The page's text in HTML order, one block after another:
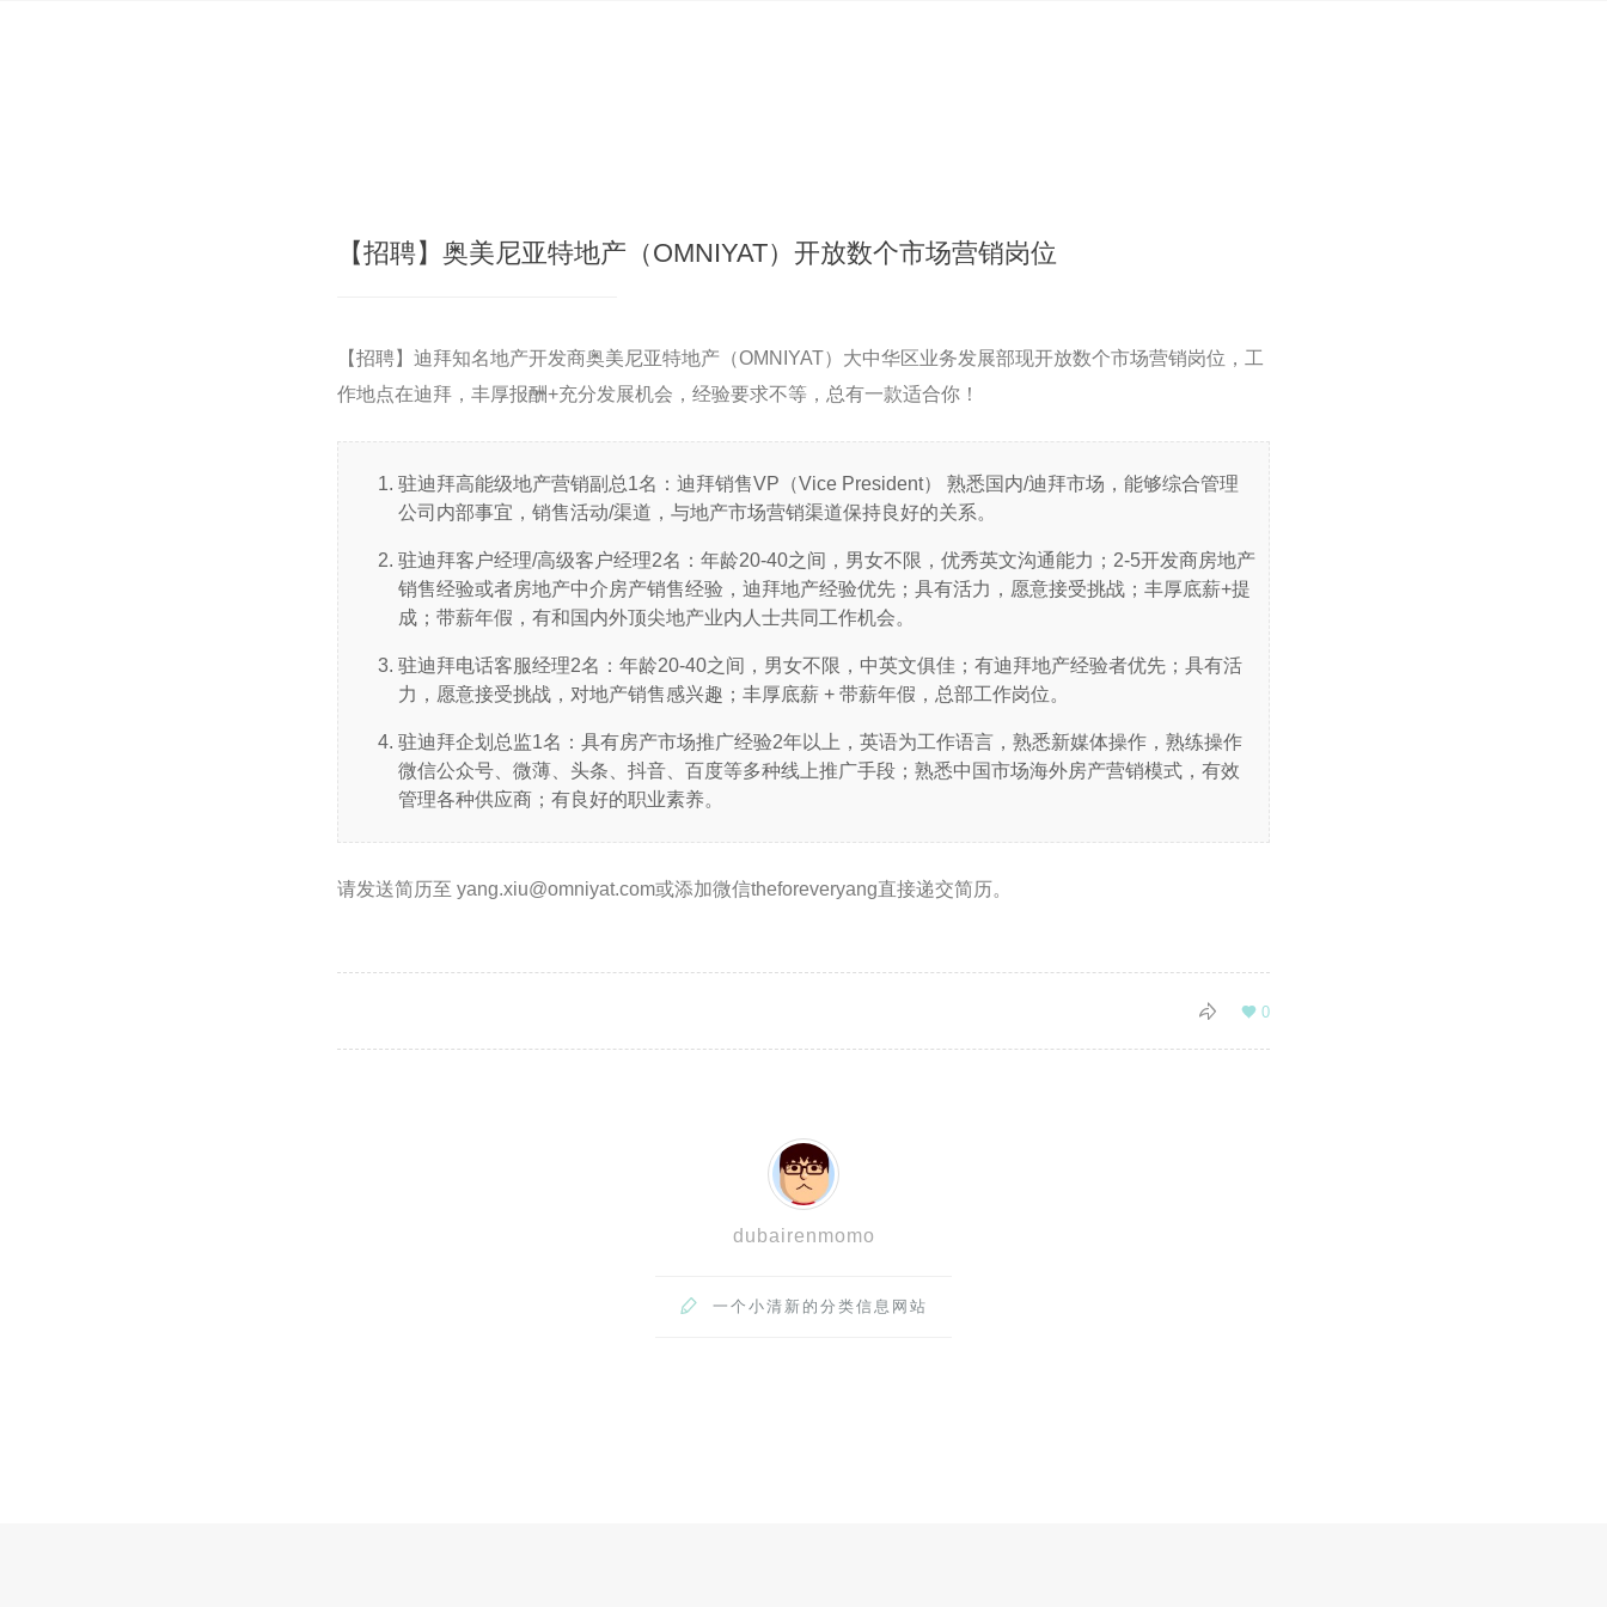
【招聘】奥美尼亚特地产（OMNIYAT）开放数个市场营销岗位
【招聘】迪拜知名地产开发商奥美尼亚特地产（OMNIYAT）大中华区业务发展部现开放数个市场营销岗位，工
作地点在迪拜，丰厚报酬+充分发展机会，经验要求不等，总有一款适合你！
驻迪拜高能级地产营销副总1名：迪拜销售VP（Vice President） 熟悉国内/迪拜市场，能够综合管理
公司内部事宜，销售活动/渠道，与地产市场营销渠道保持良好的关系。
驻迪拜客户经理/高级客户经理2名：年龄20-40之间，男女不限，优秀英文沟通能力；2-5开发商房地产
销售经验或者房地产中介房产销售经验，迪拜地产经验优先；具有活力，愿意接受挑战；丰厚底薪+提
成；带薪年假，有和国内外顶尖地产业内人士共同工作机会。
驻迪拜电话客服经理2名：年龄20-40之间，男女不限，中英文俱佳；有迪拜地产经验者优先；具有活
力，愿意接受挑战，对地产销售感兴趣；丰厚底薪 + 带薪年假，总部工作岗位。
驻迪拜企划总监1名：具有房产市场推广经验2年以上，英语为工作语言，熟悉新媒体操作，熟练操作
微信公众号、微薄、头条、抖音、百度等多种线上推广手段；熟悉中国市场海外房产营销模式，有效
管理各种供应商；有良好的职业素养。
请发送简历至 yang.xiu@omniyat.com或添加微信theforeveryang直接递交简历。
 0

dubairenmomo
 一个小清新的分类信息网站